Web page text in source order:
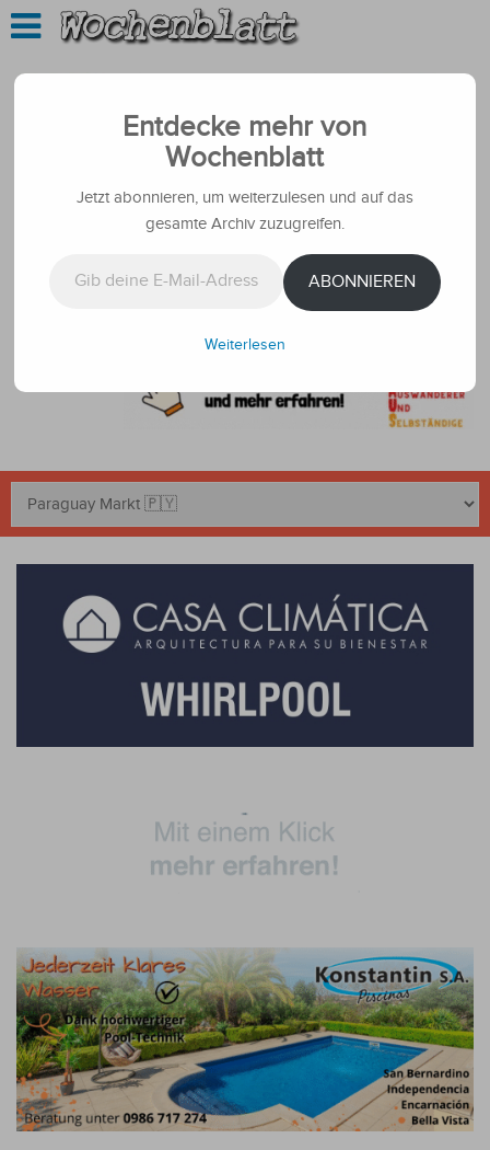
Entdecke mehr von
Wochenblatt
Jetzt abonnieren, um weiterzulesen und auf das
gesamte Archiv zuzugreifen.
ABONNIEREN
Weiterlesen